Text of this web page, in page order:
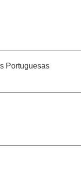
Portuguesas